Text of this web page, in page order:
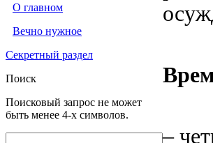
О главном
Вечно нужное
Секретный раздел
Поиск
Поисковый запрос не может
быть менее 4-х символов.
–